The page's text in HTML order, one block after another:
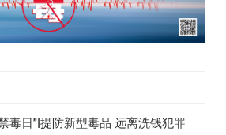
毒日”|提防新型毒品 远离洗钱犯罪